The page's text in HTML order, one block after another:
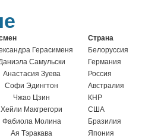
Страна
Герасименя
Белоруссия
Самульски
Германия
Анастасия Зуева
Россия
Софи Эдингтон
Австралия
Чжао Цзин
КНР
Хейли Макгрегори
США
Фабиола Молина
Бразилия
Ая Тэракава
Япония